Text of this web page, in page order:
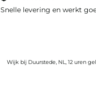
Snelle levering en werkt
Wijk bij Duurstede, NL, 12 uren